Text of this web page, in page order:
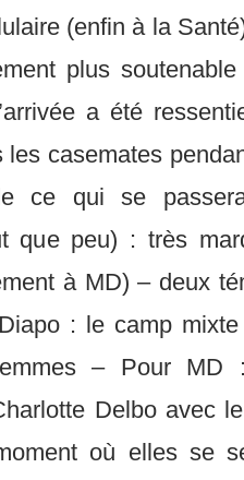
(enfin à la
plus
a été
les casemates
ce qui se
que peu) : très
à MD) – deux
: le camp
– Pour MD
Delbo avec
où elles se